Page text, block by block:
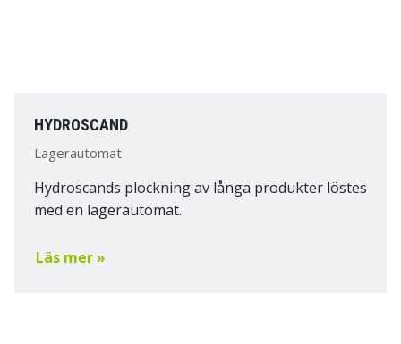
HYDROSCAND
Lagerautomat
Hydroscands plockning av långa produkter löstes
med en lagerautomat.
Läs mer »